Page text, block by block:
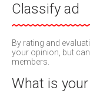
Classify ad
By rating and
your opinion, but
members.
What is